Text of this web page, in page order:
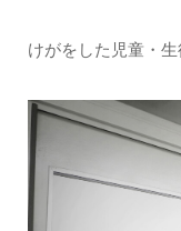
けがをした児童・生